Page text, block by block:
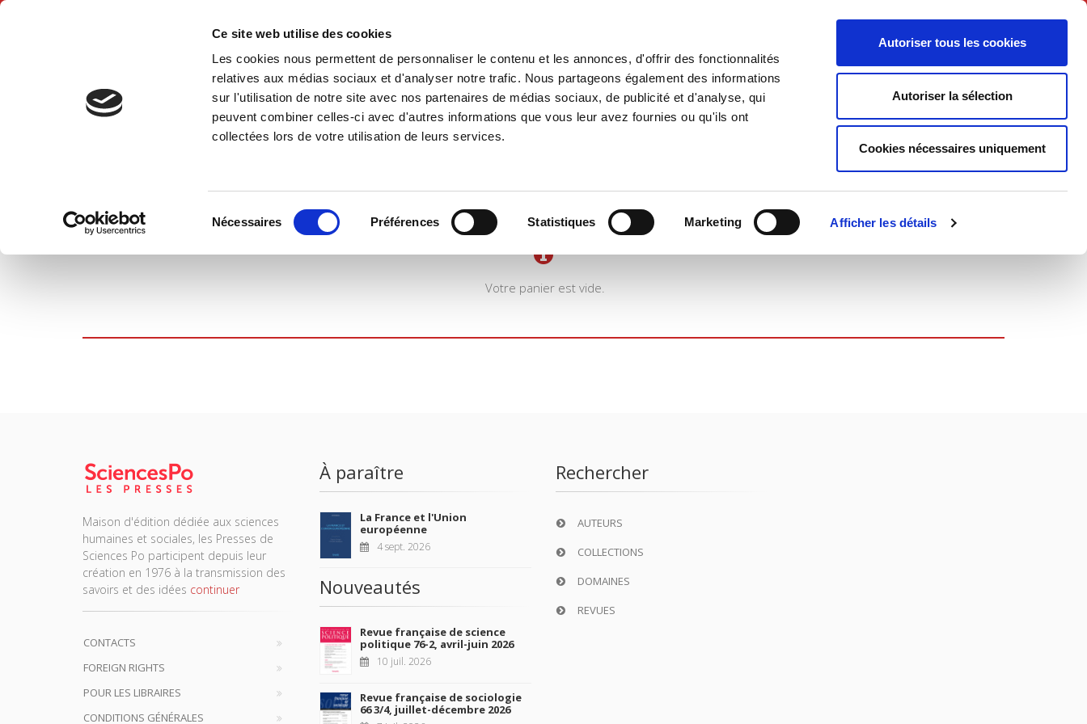
Ce site web utilise des cookies
Les cookies nous permettent de personnaliser le contenu et les annonces, d'offrir des fonctionnalités
relatives aux médias sociaux et d'analyser notre trafic. Nous partageons également des informations
sur l'utilisation de notre site avec nos partenaires de médias sociaux, de publicité et d'analyse, qui
peuvent combiner celles-ci avec d'autres informations que vous leur avez fournies ou qu'ils ont
collectées lors de votre utilisation de leurs services.
Nécessaires Préférences Statistiques Marketing Afficher les détails
Autoriser tous les cookies
Autoriser la sélection
Cookies nécessaires uniquement
Français
Accueil Environnement Histoire International Politique Société
Votre panier est vide.
Maison d'édition dédiée aux sciences
humaines et sociales, les Presses de
Sciences Po participent depuis leur
création en 1976 à la transmission des
savoirs et des idées continuer
CONTACTS
FOREIGN RIGHTS
POUR LES LIBRAIRES
CONDITIONS GÉNÉRALES
À paraître
La France et l'Union
européenne
4 sept. 2026
Nouveautés
Revue française de science
politique 76-2, avril-juin 2026
10 juil. 2026
Revue française de sociologie
66 3/4, juillet-décembre 2026
Rechercher
AUTEURS
COLLECTIONS
DOMAINES
REVUES